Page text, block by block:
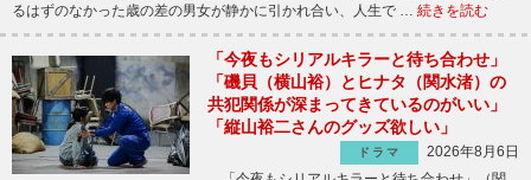
るはずのなかった歳の差の男女が静かに引かれ合い、人生で … 続きを読む
「今夜もシリアルキラーと待ち合わせ」
「磯貝（横山裕）とヒナタ（関水渚）の
共犯関係が深まってきているのがいい」
「縦山裕二さんのグッズ欲しい」
ドラマ
2026年8月6日